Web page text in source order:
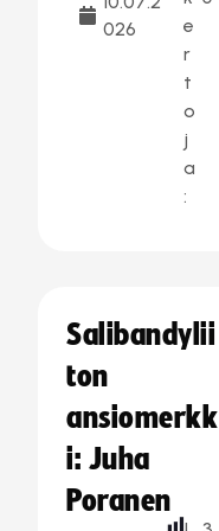
026
e
r
t
o
j
a
:
Salibandylii
ton
ansiomerkk
i: Juha
Poranen